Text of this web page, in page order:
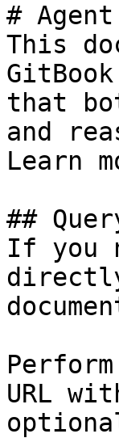
#
This
that
and
Learn
##
If you
URL